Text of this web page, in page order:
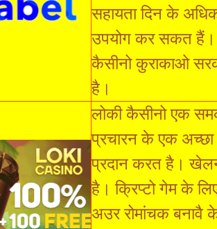
सहायता दिन के
उपयोग कर सकत हैं।
कैसीनो कुराकाओ
है।
लोकी कैसीनो एक
प्रचारन के एक
प्रदान करत है।
है। क्रिप्टो गेम के
अउर रोमांचक बनावै